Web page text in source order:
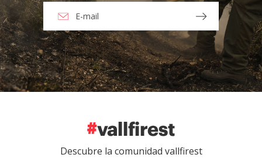
Descubre la comunidad vallfirest